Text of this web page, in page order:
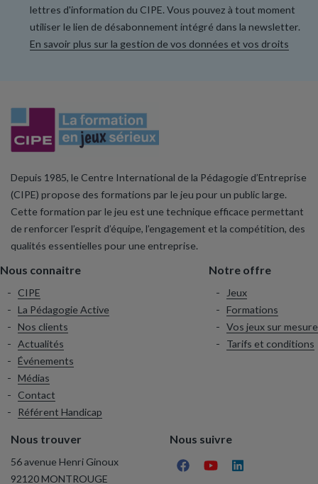
lettres d'information du CIPE. Vous pouvez à tout moment
utiliser le lien de désabonnement intégré dans la newsletter.
En savoir plus sur la gestion de vos données et vos droits
Depuis 1985, le Centre International de la Pédagogie d’Entreprise
(CIPE) propose des formations par le jeu pour un public large.
Cette formation par le jeu est une technique efficace permettant
de renforcer l’esprit d’équipe, l’engagement et la compétition, des
qualités essentielles pour une entreprise.
Nous connaitre
CIPE
La Pédagogie Active
Nos clients
Actualités
Événements
Médias
Contact
Référent Handicap
Notre offre
Jeux
Formations
Vos jeux sur mesure
Tarifs et conditions
Nous trouver
56 avenue Henri Ginoux
92120 MONTROUGE
Nous suivre